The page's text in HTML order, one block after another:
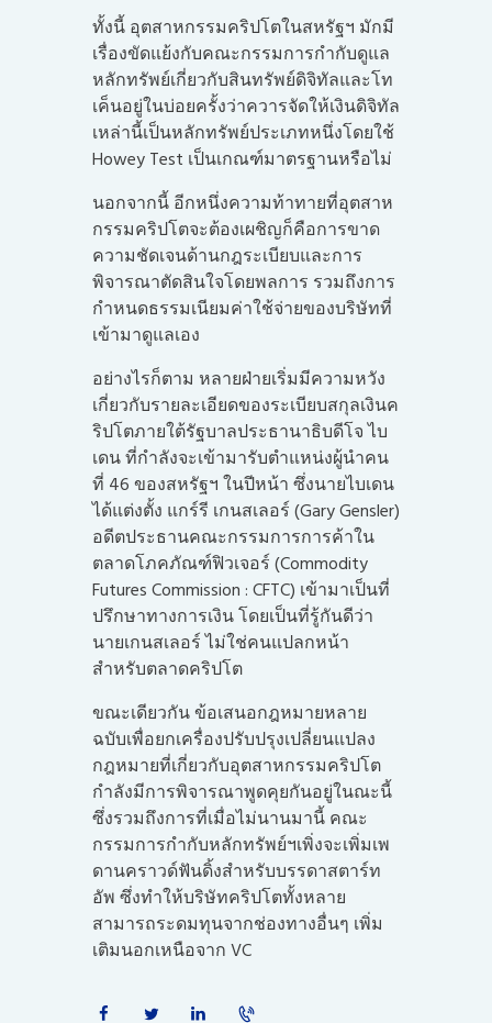
ทั้งนี้ อุตสาหกรรมคริปโตในสหรัฐฯ มักมี
เรื่องขัดแย้งกับคณะกรรมการกำกับดูแล
หลักทรัพย์เกี่ยวกับสินทรัพย์ดิจิทัลและโท
เค็นอยู่ในบ่อยครั้งว่าควารจัดให้เงินดิจิทัล
เหล่านี้เป็นหลักทรัพย์ประเภทหนึ่งโดยใช้
Howey Test เป็นเกณฑ์มาตรฐานหรือไม่
นอกจากนี้ อีกหนึ่งความท้าทายที่อุตสาห
กรรมคริปโตจะต้องเผชิญก็คือการขาด
ความชัดเจนด้านกฎระเบียบและการ
พิจารณาตัดสินใจโดยพลการ รวมถึงการ
กำหนดธรรมเนียมค่าใช้จ่ายของบริษัทที่
เข้ามาดูแลเอง
อย่างไรก็ตาม หลายฝ่ายเริ่มมีความหวัง
เกี่ยวกับรายละเอียดของระเบียบสกุลเงินค
ริปโตภายใต้รัฐบาลประธานาธิบดีโจ ไบ
เดน ที่กำลังจะเข้ามารับตำแหน่งผู้นำคน
ที่ 46 ของสหรัฐฯ ในปีหน้า ซึ่งนายไบเดน
ได้แต่งตั้ง แกร์รี เกนสเลอร์ (Gary Gensler)
อดีตประธานคณะกรรมการการค้าใน
ตลาดโภคภัณฑ์ฟิวเจอร์ (Commodity
Futures Commission : CFTC) เข้ามาเป็นที่
ปรึกษาทางการเงิน โดยเป็นที่รู้กันดีว่า
นายเกนสเลอร์ ไม่ใช่คนแปลกหน้า
สำหรับตลาดคริปโต
ขณะเดียวกัน ข้อเสนอกฎหมายหลาย
ฉบับเพื่อยกเครื่องปรับปรุงเปลี่ยนแปลง
กฎหมายที่เกี่ยวกับอุตสาหกรรมคริปโต
กำลังมีการพิจารณาพูดคุยกันอยู่ในณะนี้
ซึ่งรวมถึงการที่เมื่อไม่นานมานี้ คณะ
กรรมการกำกับหลักทรัพย์ฯเพิ่งจะเพิ่มเพ
ดานคราวด์ฟันดิ้งสำหรับบรรดาสตาร์ท
อัพ ซึ่งทำให้บริษัทคริปโตทั้งหลาย
สามารถระดมทุนจากช่องทางอื่นๆ เพิ่ม
เติมนอกเหนือจาก VC